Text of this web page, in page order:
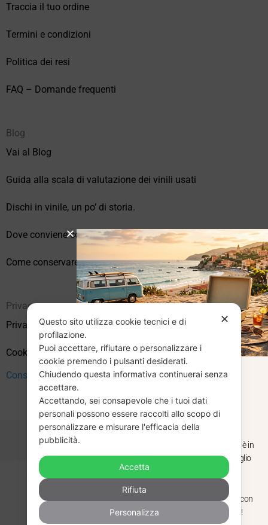
Traccia il tuo ordine
Termini e condizioni
Politica dei resi
FAQ – Domande frequenti
Blog
Vai al Blog
Guida alla scala di valutazione dei vinili usati
Dischi in vinile, un po’ di storia.
Dove conviene comprare vinili online?
Come conservare correttamente i vinili usati
Privacy
Privacy Policy
Cookie Policy (UE)
Consenso
Copyright © 2026 Vendita Vinili Usati | P.IVA 12240940960
NextWebStudio
✕
Questo sito utilizza cookie tecnici e di
profilazione.
Puoi accettare, rifiutare o personalizzare i
cookie premendo i pulsanti desiderati.
Chiudendo questa informativa continuerai senza
accettare.
Accettando, sei consapevole che i tuoi dati
personali possono essere raccolti allo scopo di
personalizzare e misurare l'efficacia della
pubblicità.
Accetta
Rifiuta
Personalizza
CHIUSURA
ESTIVA
Dal 29 luglio al 31 agosto venditaviniliusati.it è in
pausa estiva. Gli ordini ricevuti entro il 29 luglio
saranno spediti regolarmente.
Torniamo il 1 settembre, pronti a riprendere con
nuovi arrivi. Buona estate e buon ascolto!